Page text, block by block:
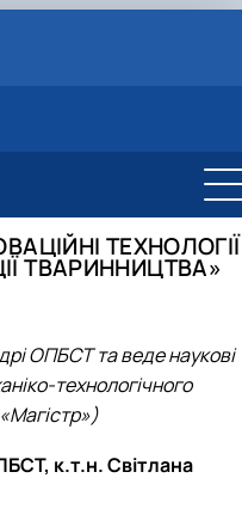
механізації тваринництва
«Охорона праці в АПК»
«Інженерія біоенергетики»
«Біотехнічні системи»
«Машиновикористання у
«Інноваційні технології
«Монтажник»
ТЕХНОЛОГІЇ
ТВАРИННИЦТВА»
ОПБСТ та веде наукові
технологічного
к.т.н. Світлана